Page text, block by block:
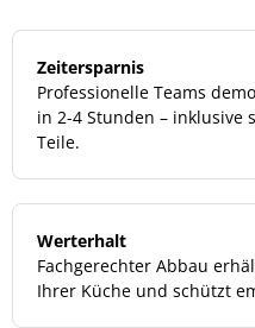
Zeitersparnis
Professionelle Teams
in 2-4 Stunden – inklusive
Teile.
Werterhalt
Fachgerechter Abbau
Ihrer Küche und schützt